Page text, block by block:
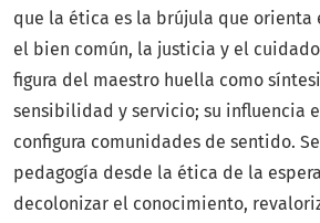
que la ética es la brújula que orienta
el bien común, la justicia y el
figura del maestro huella como
sensibilidad y servicio; su influencia
configura comunidades de sentido.
pedagogía desde la ética de la
decolonizar el conocimiento,